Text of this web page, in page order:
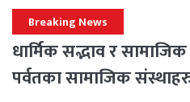
Breaking News
धार्मिक सद्भाव र
पर्वतका सामाजिक